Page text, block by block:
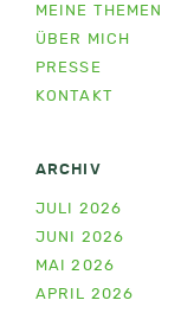
MEINE THEMEN
ÜBER MICH
PRESSE
KONTAKT
ARCHIV
JULI 2026
JUNI 2026
MAI 2026
APRIL 2026